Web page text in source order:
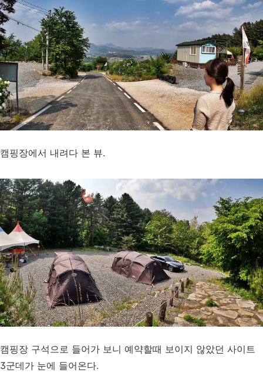
캠핑장에서 내려다 본 뷰.
캠핑장 구석으로 들어가 보니 예약할때 보이지 않았던 사이트
3군데가 눈에 들어온다.